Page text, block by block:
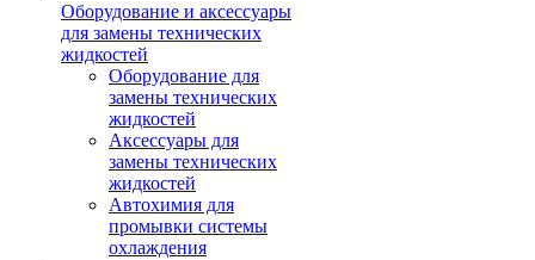
Оборудование и аксессуары
для замены технических
жидкостей
Оборудование для
замены технических
жидкостей
Аксессуары для
замены технических
жидкостей
Автохимия для
промывки системы
охлаждения